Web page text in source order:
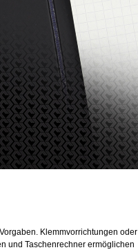
Klemmvorrichtungen oder
und Taschenrechner ermöglichen